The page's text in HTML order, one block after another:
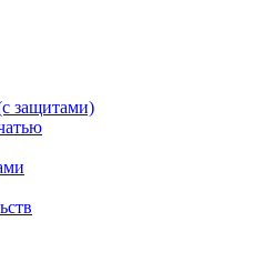
защитами)